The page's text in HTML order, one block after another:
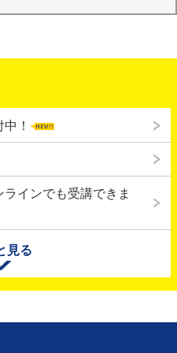
！
インでも受講できま
ます。皆様の安全と、一日
します。
見る